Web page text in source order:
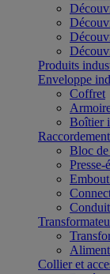
Produits
Enveloppe
Coffret
Boîtier
Bloc
Presse-
Collier et